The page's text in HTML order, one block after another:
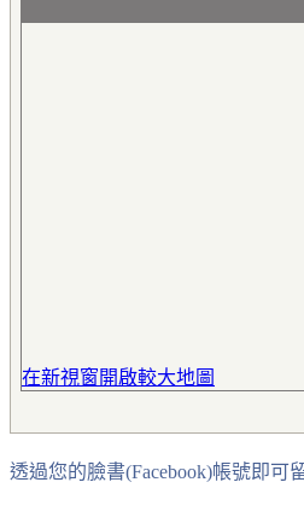
在新視窗開啟較大地圖
透過您的臉書(Facebook)帳號即可